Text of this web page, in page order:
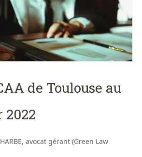
de Toulouse au
2022
avocat gérant (Green Law